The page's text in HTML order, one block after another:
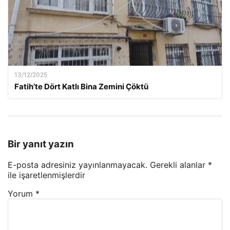
13/12/2025
Fatih’te Dört Katlı Bina Zemini Çöktü
Bir yanıt yazın
E-posta adresiniz yayınlanmayacak. Gerekli alanlar *
ile işaretlenmişlerdir
Yorum *